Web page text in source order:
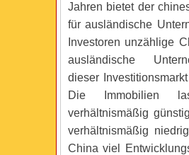
Jahren bietet der
für ausländische
Investoren unzählige
ausländische
dieser
Die Immobilien
verhältnismäßig
verhältnismäßig
China viel